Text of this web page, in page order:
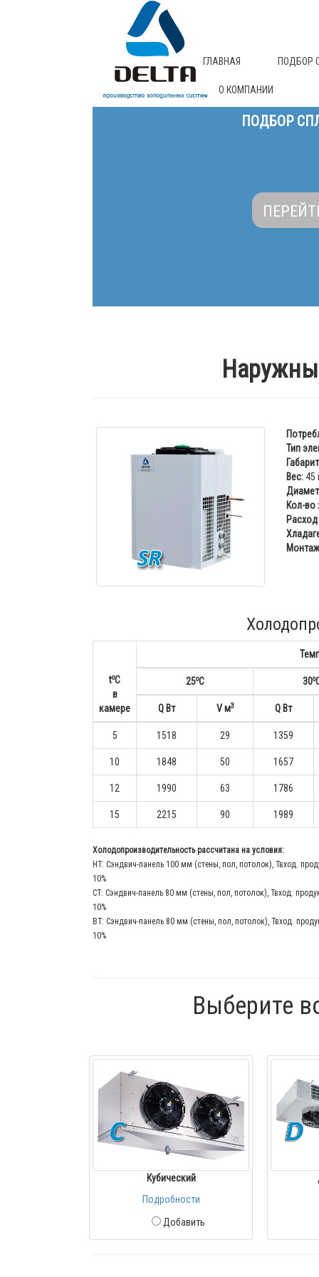
ГЛАВНАЯ ПОДБОР
О КОМПАНИИ
ПОДБОР
Тип
Вес:45
Кол-во
toС
в
камере
25oС 30o
Q Вт V м3 Q Вт
5 1518 29 1359
10 1848 50 1657
12 1990 63 1786
15 2215 90 1989
Холодопроизводительность рассчитана на условия:
НТ: Сэндвич-панель 100 мм (стены, пол, потолок), Твход.
10%
СТ: Сэндвич-панель 80 мм (стены, пол, потолок), Твход.
10%
ВТ: Сэндвич-панель 80 мм (стены, пол, потолок), Твход.
10%
Выберите
Кубический
Подробности
Добавить